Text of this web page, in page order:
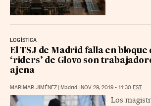
LOGÍSTICA
El TSJ de Madrid falla en bloque
‘riders’ de Glovo son
ajena
MARIMAR JIMÉNEZ | Madrid | NOV 29, 2019 - 11:30 EST
Los